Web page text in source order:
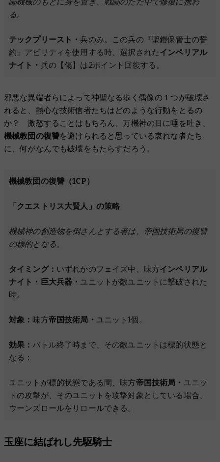
る。
テックプリースト・兵のみ。この兵の『聖鎧保管士の誓
約』アビリティを使用する時、選択されたインペリアル
ナイト・ 兵の【傷】は2ポイント回復する。
邪悪な異端者らによって神聖なる歩く偶像の１つが破壊さ
れると、熱心な技術信者たちはどのような行動をとるの
か？ 激怒することはもちろん、万機神の目に唾を吐き、
機械教団の復讐を避けられると思っている哀れな者たち
に、何がなんでも破壊をもたらすだろう。
機械教団の復讐（1CP）
「クエストリス大賢人」の策略
機械神の創造物を倒さんとする者は、帝国技術局の復讐
の標的となる。
タイミング： いずれかのフェイズ中、味方インペリアル
ナイト・巨大兵器・ ユニットが敵ユニットに撃破された
時。
対象：味方帝国技術局・ ユニット1個。
効果：バトル終了時まで、その敵ユニットは標的状態と
なる：
ユニットが標的状態である間、味方帝国技術局・ ユニッ
トの攻撃が、そのユニットを攻撃対象としている場合、
ウーンズロールをリロールできる。
玉座に結ばれし先駆騎士